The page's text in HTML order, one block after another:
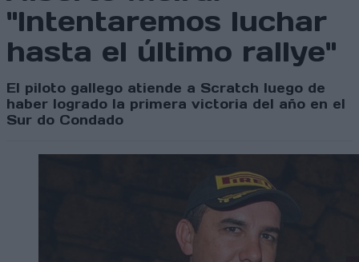
"Intentaremos luchar
hasta el último rallye"
El piloto gallego atiende a Scratch luego de
haber logrado la primera victoria del año en el
Sur do Condado